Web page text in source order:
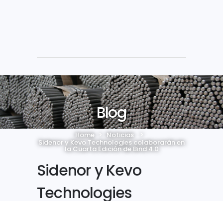
Blog
Home Noticias
Sidenor y Kevo Technologies colaborarán en
la Cuarta Edición de Bind 4.0
Sidenor y Kevo
Technologies